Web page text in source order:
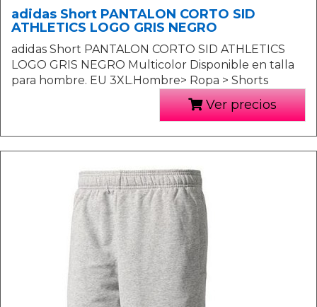
adidas Short PANTALON CORTO SID
ATHLETICS LOGO GRIS NEGRO
adidas Short PANTALON CORTO SID ATHLETICS
LOGO GRIS NEGRO Multicolor Disponible en talla
para hombre. EU 3XL.Hombre> Ropa > Shorts
Ver precios